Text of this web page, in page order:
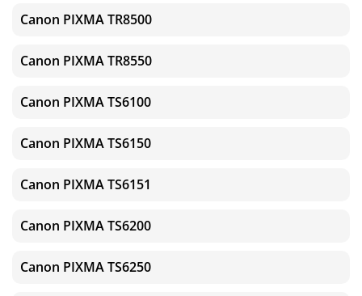
Canon PIXMA TR8500
Canon PIXMA TR8550
Canon PIXMA TS6100
Canon PIXMA TS6150
Canon PIXMA TS6151
Canon PIXMA TS6200
Canon PIXMA TS6250